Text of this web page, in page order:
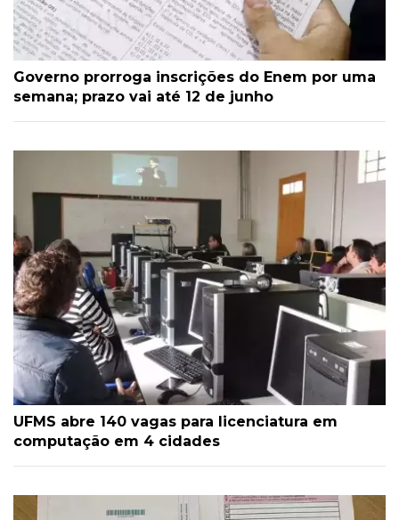
Governo prorroga inscrições do Enem por uma
semana; prazo vai até 12 de junho
UFMS abre 140 vagas para licenciatura em
computação em 4 cidades